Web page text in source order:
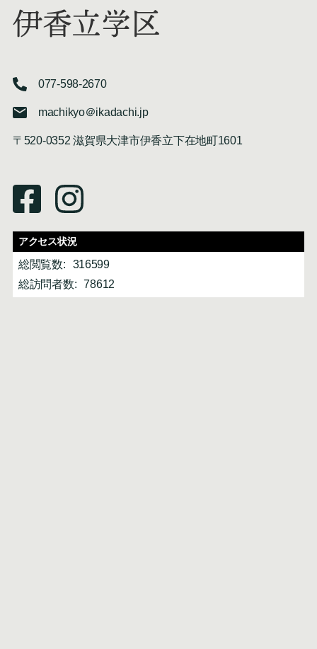
伊香立学区
077-598-2670
machikyo＠ikadachi.jp
〒520-0352 滋賀県大津市伊香立下在地町1601
アクセス状況
総閲覧数:
316599
総訪問者数:
78612